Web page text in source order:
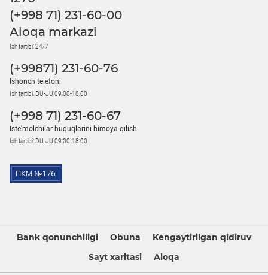
(+998 71) 231-60-00
Aloqa markazi
Ish tartibi: 24/7
(+99871) 231-60-76
Ishonch telefoni
Ish tartibi: DU-JU 09:00-18:00
(+998 71) 231-60-67
Iste'molchilar huquqlarini himoya qilish
Ish tartibi: DU-JU 09:00-18:00
Bank qonunchiligi Obuna
Kengaytirilgan qidiruv
Sayt xaritasi
Aloqa